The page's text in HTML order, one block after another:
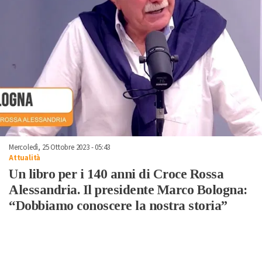
Mercoledì, 25 Ottobre 2023 - 05:43
Attualità
Un libro per i 140 anni di Croce Rossa
Alessandria. Il presidente Marco Bologna:
“Dobbiamo conoscere la nostra storia”